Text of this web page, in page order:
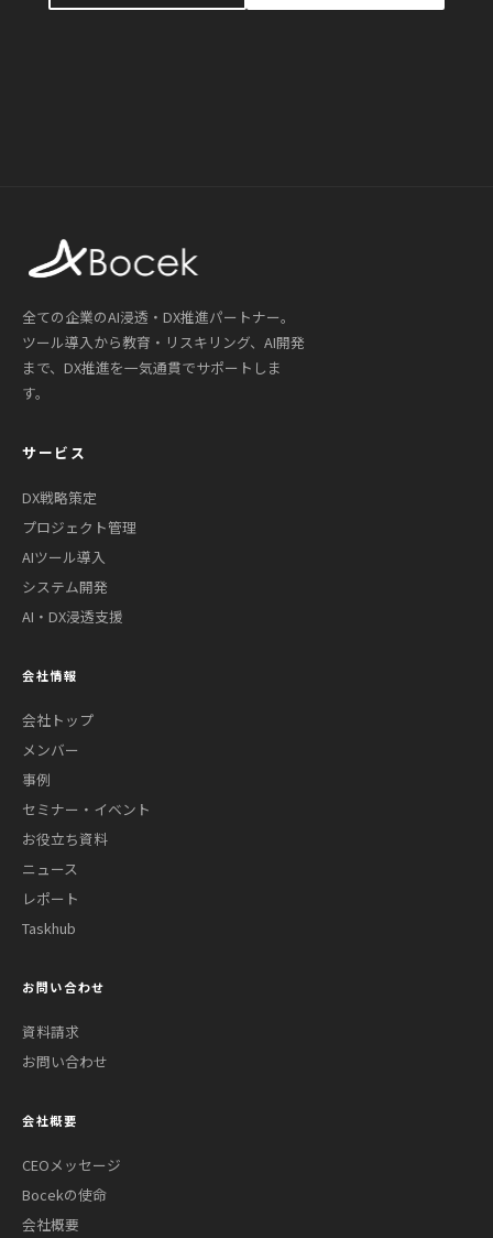
全ての企業のAI浸透・DX推進パートナー。
ツール導入から教育・リスキリング、AI開発
まで、DX推進を一気通貫でサポートしま
す。
サービス
DX戦略策定
プロジェクト管理
AIツール導入
システム開発
AI・DX浸透支援
会社情報
会社トップ
メンバー
事例
セミナー・イベント
お役立ち資料
ニュース
レポート
Taskhub
お問い合わせ
資料請求
お問い合わせ
会社概要
CEOメッセージ
Bocekの使命
会社概要